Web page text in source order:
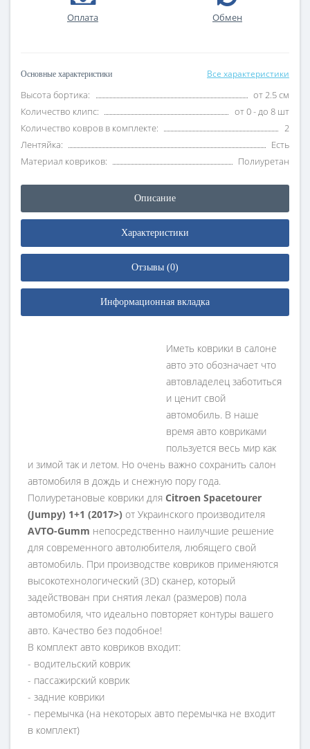
Оплата Обмен
Основные характеристики Все характеристики
Высота бортика:
от 2.5 см
Количество клипс:
от 0 - до 8 шт
Количество ковров в комплекте:
2
Лентяйка:
Есть
Материал ковриков:
Полиуретан
Описание
Характеристики
Отзывы (0)
Информационная вкладка
Иметь коврики в салоне
авто это обозначает что
автовладелец заботиться
и ценит свой
автомобиль. В наше
время авто ковриками
пользуется весь мир как
и зимой так и летом. Но очень важно сохранить салон
автомобиля в дождь и снежную пору года.
Полиуретановые коврики для Citroen Spacetourer
(Jumpy) 1+1 (2017>) от Украинского производителя
AVTO-Gumm непосредственно наилучшие решение
для современного автолюбителя, любящего свой
автомобиль. При производстве ковриков применяются
высокотехнологический (3D) сканер, который
задействован при снятия лекал (размеров) пола
автомобиля, что идеально повторяет контуры вашего
авто. Качество без подобное!
В комплект авто ковриков входит:
- водительский коврик
- пассажирский коврик
- задние коврики
- перемычка (на некоторых авто перемычка не входит
в комплект)